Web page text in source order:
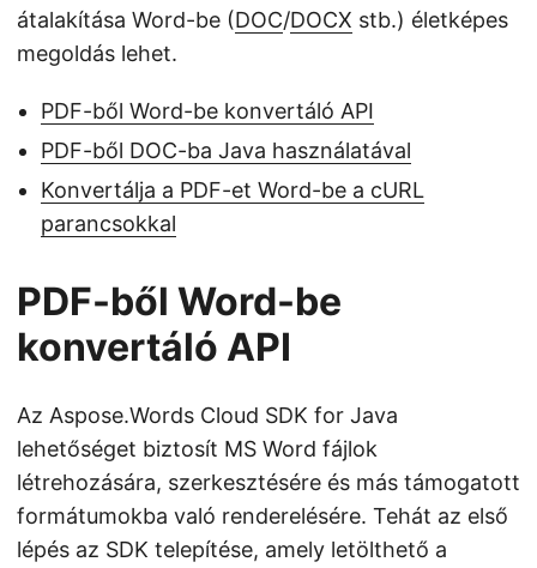
átalakítása Word-be (DOC/DOCX stb.) életképes
megoldás lehet.
PDF-ből Word-be konvertáló API
PDF-ből DOC-ba Java használatával
Konvertálja a PDF-et Word-be a cURL
parancsokkal
PDF-ből Word-be
konvertáló API
Az Aspose.Words Cloud SDK for Java
lehetőséget biztosít MS Word fájlok
létrehozására, szerkesztésére és más támogatott
formátumokba való renderelésére. Tehát az első
lépés az SDK telepítése, amely letölthető a